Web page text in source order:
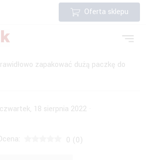
Oferta sklepu
zapakować dużą paczkę do
czwartek, 18 sierpnia 2022 ·
0 (0)